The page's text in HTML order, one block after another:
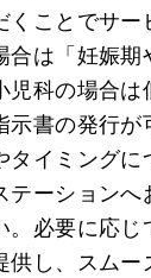
くことでサー
合は「妊娠期
児科の場合は
示書の発行が
タイミングに
テーションへ
。必要に応じ
供し、スムー